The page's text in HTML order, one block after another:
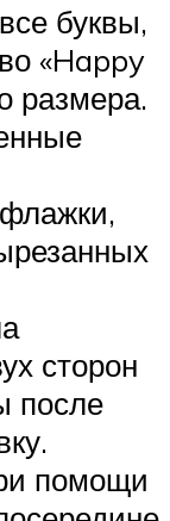
буквы,
«Happy
размера.
сторон
после
помощи